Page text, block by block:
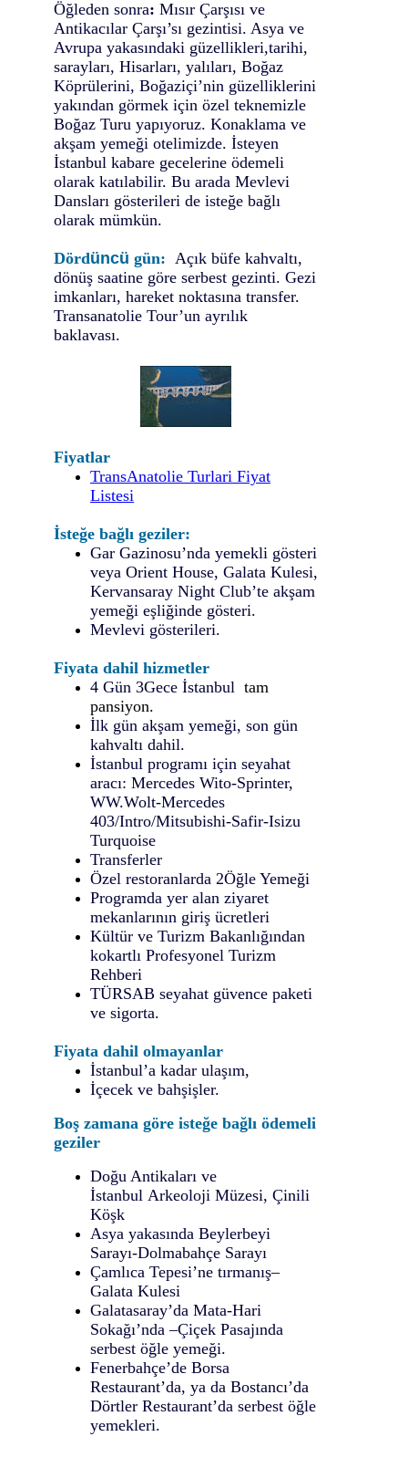
Öğleden sonra: Mısır Çarşısı ve
Antikacılar Çarşı’sı gezintisi. Asya ve
Avrupa yakasındaki güzellikleri,tarihi,
sarayları, Hisarları, yalıları, Boğaz
Köprülerini, Boğaziçi’nin güzelliklerini
yakından görmek için özel teknemizle
Boğaz Turu yapıyoruz. Konaklama ve
akşam yemeği otelimizde. İsteyen
İstanbul kabare gecelerine ödemeli
olarak katılabilir. Bu arada Mevlevi
Dansları gösterileri de isteğe bağlı
olarak mümkün.
Dördüncü gün: Açık büfe kahvaltı,
dönüş saatine göre serbest gezinti. Gezi
imkanları, hareket noktasına transfer.
Transanatolie Tour’un ayrılık
baklavası.
Fiyatlar
TransAnatolie Turlari Fiyat
Listesi
İsteğe bağlı geziler:
Gar Gazinosu’nda yemekli gösteri
veya Orient House, Galata Kulesi,
Kervansaray Night Club’te akşam
yemeği eşliğinde gösteri.
Mevlevi gösterileri.
Fiyata dahil hizmetler
4 Gün 3Gece İstanbul tam
pansiyon.
İlk gün akşam yemeği, son gün
kahvaltı dahil.
İstanbul programı için seyahat
aracı: Mercedes Wito-Sprinter,
WW.Wolt-Mercedes
403/Intro/Mitsubishi-Safir-Isizu
Turquoise
Transferler
Özel restoranlarda 2Öğle Yemeği
Programda yer alan ziyaret
mekanlarının giriş ücretleri
Kültür ve Turizm Bakanlığından
kokartlı Profesyonel Turizm
Rehberi
TÜRSAB seyahat güvence paketi
ve sigorta.
Fiyata dahil olmayanlar
İstanbul’a kadar ulaşım,
İçecek ve bahşişler.
Boş zamana göre isteğe bağlı ödemeli
geziler
Doğu Antikaları ve
İstanbul Arkeoloji Müzesi, Çinili
Köşk
Asya yakasında Beylerbeyi
Sarayı-Dolmabahçe Sarayı
Çamlıca Tepesi’ne tırmanış–
Galata Kulesi
Galatasaray’da Mata-Hari
Sokağı’nda –Çiçek Pasajında
serbest öğle yemeği.
Fenerbahçe’de Borsa
Restaurant’da, ya da Bostancı’da
Dörtler Restaurant’da serbest öğle
yemekleri.